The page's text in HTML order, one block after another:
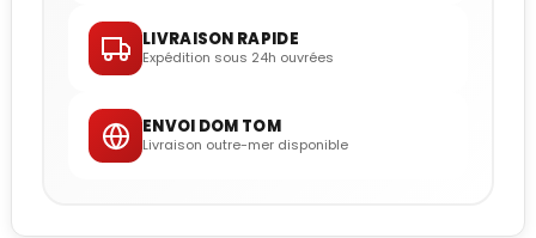
LIVRAISON RAPIDE
Expédition sous 24h ouvrées
ENVOI DOM TOM
Livraison outre-mer disponible